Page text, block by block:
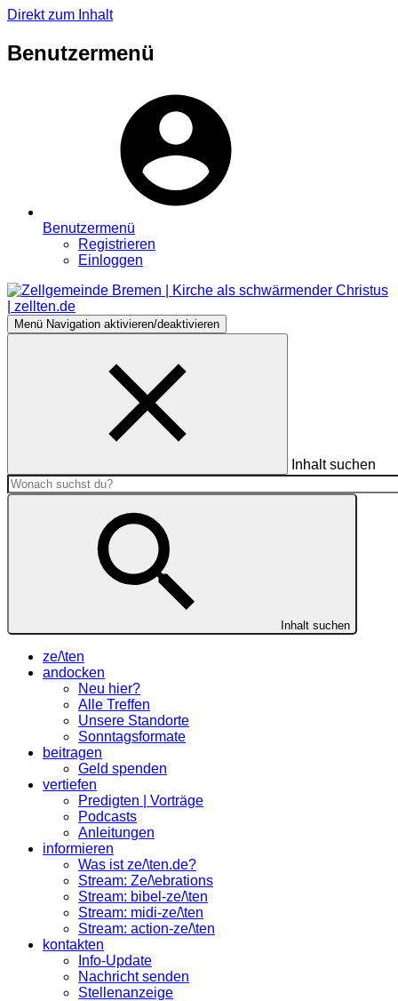
Direkt zum Inhalt
Benutzermenü
Benutzermenü
Registrieren
Einloggen
Menü Navigation aktivieren/deaktivieren
Inhalt suchen
Inhalt suchen
ze/\ten
andocken
Neu hier?
Alle Treffen
Unsere Standorte
Sonntagsformate
beitragen
Geld spenden
vertiefen
Predigten | Vorträge
Podcasts
Anleitungen
informieren
Was ist ze/\ten.de?
Stream: Ze/\ebrations
Stream: bibel-ze/\ten
Stream: midi-ze/\ten
Stream: action-ze/\ten
kontakten
Info-Update
Nachricht senden
Stellenanzeige